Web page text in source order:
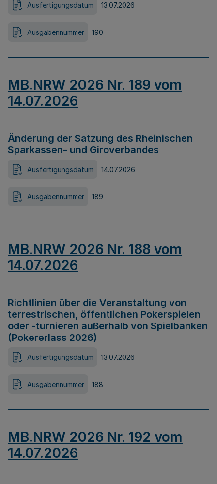
Ausfertigungsdatum 13.07.2026
Ausgabennummer 190
MB.NRW 2026 Nr. 189 vom
14.07.2026
Änderung der Satzung des Rheinischen
Sparkassen- und Giroverbandes
Ausfertigungsdatum 14.07.2026
Ausgabennummer 189
MB.NRW 2026 Nr. 188 vom
14.07.2026
Richtlinien über die Veranstaltung von
terrestrischen, öffentlichen Pokerspielen
oder -turnieren außerhalb von Spielbanken
(Pokererlass 2026)
Ausfertigungsdatum 13.07.2026
Ausgabennummer 188
MB.NRW 2026 Nr. 192 vom
14.07.2026